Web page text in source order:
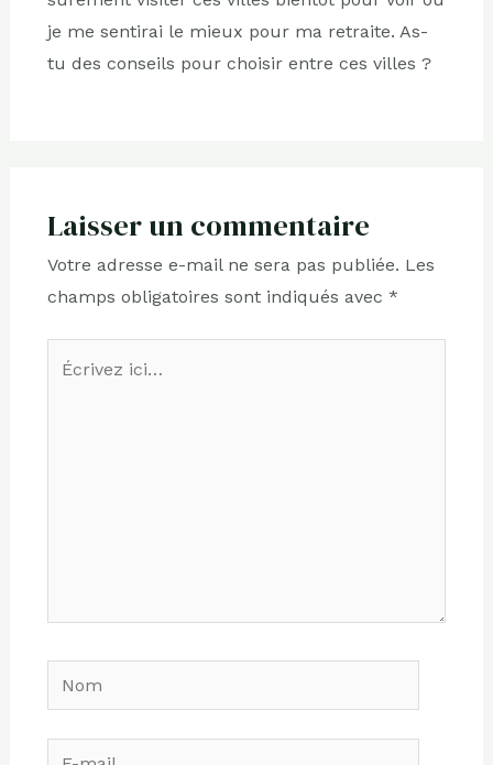
je me sentirai le mieux pour ma retraite. As-
tu des conseils pour choisir entre ces villes ?
Laisser un commentaire
Votre adresse e-mail ne sera pas publiée. Les
champs obligatoires sont indiqués avec *
Nom
E-